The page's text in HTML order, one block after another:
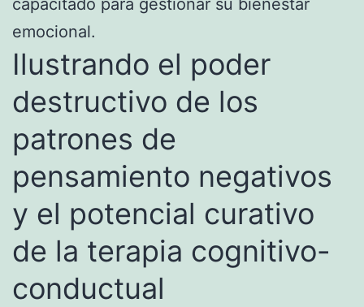
emocional.
Ilustrando el poder
destructivo de los
patrones de
pensamiento negativos
y el potencial curativo
de la terapia cognitivo-
conductual